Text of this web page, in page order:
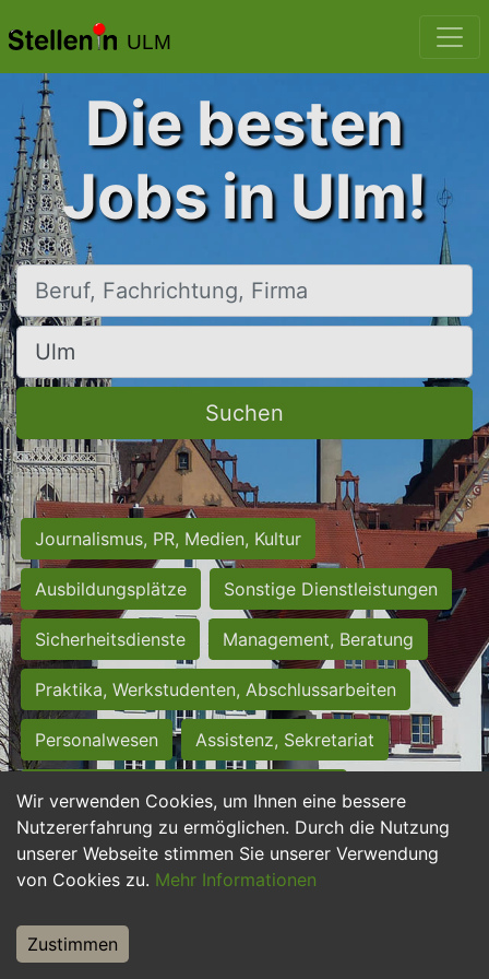
ULM
Wir verwenden Cookies, um Ihnen eine bessere
Nutzererfahrung zu ermöglichen. Durch die Nutzung
unserer Webseite stimmen Sie unserer Verwendung
von Cookies zu. Mehr Informationen
Zustimmen
Die besten
Jobs in Ulm!
Beruf, Fachrichtung, Firma
Ort, Stadt
Suchen
Journalismus, PR, Medien, Kultur
Ausbildungsplätze Sonstige Dienstleistungen
Sicherheitsdienste Management, Beratung
Praktika, Werkstudenten, Abschlussarbeiten
Personalwesen Assistenz, Sekretariat
Hilfskräfte, Aushilfs- und Nebenjobs
Einkauf, Logistik, Materialwirtschaft
Weiterbildung, Studium, duale Ausbildung
Tourismus